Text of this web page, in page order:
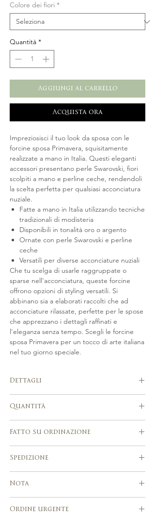
Colore dei fiori *
Quantità *
Aggiungi al carrello
Acquista ora
Impreziosisci il tuo look da sposa con le
forcine sposa Primavera, squisitamente
realizzate a mano in Italia. Questi eleganti
accessori presentano perle Swarovski, fiori
scolpiti a mano e perline ceche, rendendoli
la scelta perfetta per qualsiasi acconciatura
nuziale.
Fatte a mano in Italia utilizzando tecniche
tradizionali di modisteria
Disponibili in tonalità oro o argento
Ornate con perle Swarovski e perline
ceche
Versatili per diverse acconciature nuziali
Che tu scelga di usarle raggruppate o
sparse nell'acconciatura, queste forcine
offrono opzioni di styling versatili. Si
abbinano sia a elaborati raccolti che ad
acconciature rilassate, perfette per le spose
che apprezzano i dettagli raffinati e
l'eleganza senza tempo. Scegli le forcine
sposa Primavera per un tocco di arte italiana
nel tuo giorno speciale.
Dettagli
Realizzato a mano in tonalità oro o
argento con perle Swarovski, fiori
scolpiti a mano, perline ceche.
Realizzato a mano utilizzando strumenti
e tecniche tradizionali di modisteria
Quantità
Fatto su ordinazione
dopo l'acquisto per la realizzazione del
tuo accessorio.
Gli ordini personalizzati per questo
Spedizione
numero di tracciamento
Europa, Stati Uniti, Canada e altri paesi:
5 – 7 giorni lavorativi
Nota
prodotti, tutte le vendite su ordinazione
Ordine urgente